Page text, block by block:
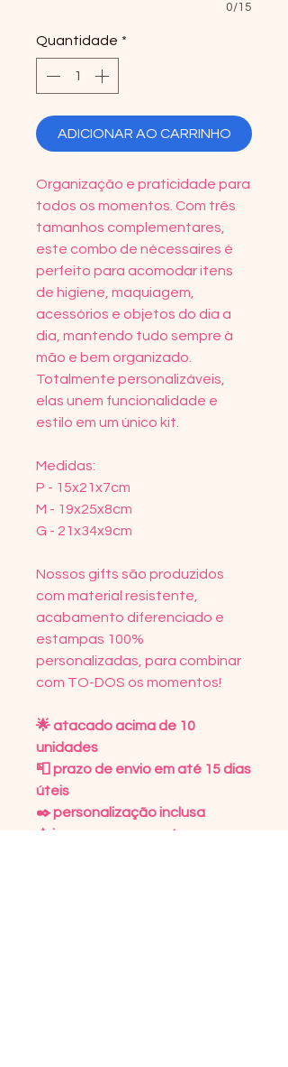
0/15
Quantidade *
ADICIONAR AO CARRINHO
Organização e praticidade para
todos os momentos. Com três
tamanhos complementares,
este combo de nécessaires é
perfeito para acomodar itens
de higiene, maquiagem,
acessórios e objetos do dia a
dia, mantendo tudo sempre à
mão e bem organizado.
Totalmente personalizáveis,
elas unem funcionalidade e
estilo em um único kit.
Medidas:
P - 15x21x7cm
M - 19x25x8cm
G - 21x34x9cm
Nossos gifts são produzidos
com material resistente,
acabamento diferenciado e
estampas 100%
personalizadas, para combinar
com TO-DOS os momentos!⠀
🌟 atacado acima de 10
unidades
📮 prazo de envio em até 15 dias
úteis
✒️ personalização inclusa
⚠️ imagem meramente